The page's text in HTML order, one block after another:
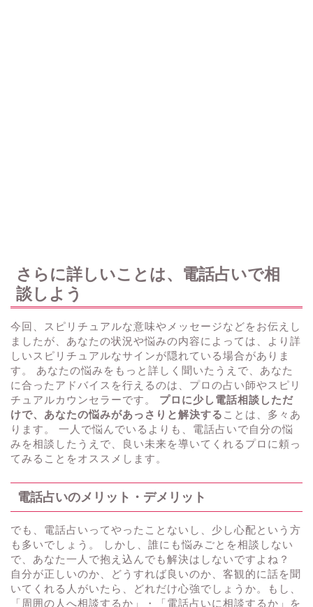
さらに詳しいことは、電話占いで相
談しよう
今回、スピリチュアルな意味やメッセージなどをお伝えし
ましたが、あなたの状況や悩みの内容によっては、より詳
しいスピリチュアルなサインが隠れている場合がありま
す。 あなたの悩みをもっと詳しく聞いたうえで、あなた
に合ったアドバイスを行えるのは、プロの占い師やスピリ
チュアルカウンセラーです。 プロに少し電話相談しただ
けで、あなたの悩みがあっさりと解決する ことは、多々あ
ります。 一人で悩んでいるよりも、電話占いで自分の悩
みを相談したうえで、良い未来を導いてくれるプロに頼っ
てみることをオススメします。
電話占いのメリット・デメリット
でも、電話占いってやったことないし、少し心配という方
も多いでしょう。 しかし、誰にも悩みごとを相談しない
で、あなた一人で抱え込んでも解決はしないですよね？
自分が正しいのか、どうすれば良いのか、客観的に話を聞
いてくれる人がいたら、どれだけ心強でしょうか。もし、
「周囲の人へ相談するか」・「電話占いに相談するか」を